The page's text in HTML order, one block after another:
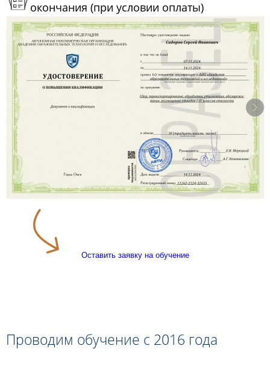
окончания (при условии оплаты)
Оставить заявку на обучение
Проводим обучение с 2016 года